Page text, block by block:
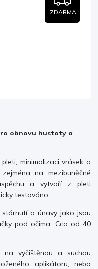
ZDARMA
obnovu hustoty a
minimalizaci vrásek a
na mezibuněčné
a vytvoří z pleti
testováno.
a únavy jako jsou
pod očima. Cca od 40
vyčištěnou a suchou
aplikátoru, nebo